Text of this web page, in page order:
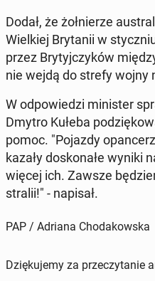
Dodał, że żoł­nie­rze
Wiel­kiej Bry­ta­nii w
przez Bry­tyj­czy­ków
nie wejdą do strefy wojny
W od­po­wie­dzi mi­ni­ster
Dmytro Kułeba
pomoc. "Pojazdy
ka­za­ły do­sko­na­łe wyniki
więcej ich. Zawsze
stra­lii!" - napisał.
PAP / Adriana Chodakowska
Dziękujemy za przeczytanie